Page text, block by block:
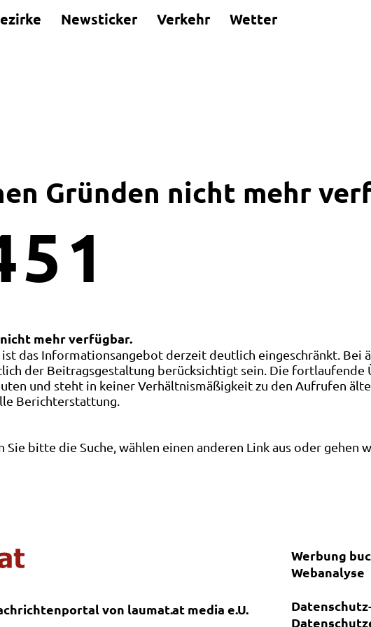
Newsticker Verkehr Wetter
Gründen nicht mehr
5 1
mehr verfügbar.
das Informationsangebot derzeit deutlich eingeschränkt. Bei
der Beitragsgestaltung berücksichtigt sein. Die
und steht in keiner Verhältnismäßigkeit zu den Aufrufen
Berichterstattung.
bitte die Suche, wählen einen anderen Link aus oder gehen
von laumat.at media e.U.
Werbung
Webanalyse